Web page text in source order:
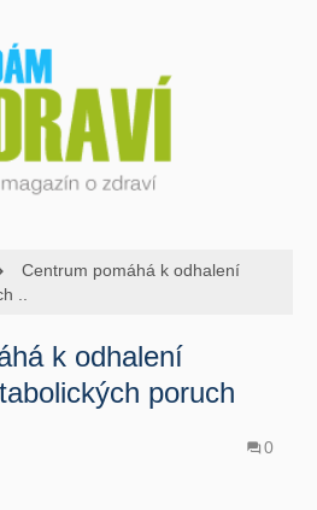
Centrum pomáhá k odhalení
..
k odhalení
poruch
0